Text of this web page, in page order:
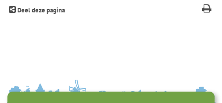
Deel deze pagina